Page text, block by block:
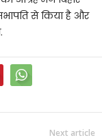
से किया है और
Next article